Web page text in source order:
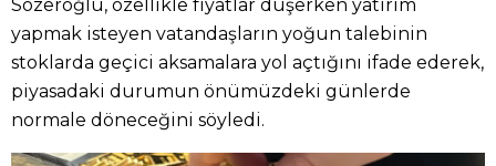
Sözeroğlu, özellikle fiyatlar düşerken yatırım
yapmak isteyen vatandaşların yoğun talebinin
stoklarda geçici aksamalara yol açtığını ifade ederek,
piyasadaki durumun önümüzdeki günlerde
normale döneceğini söyledi.